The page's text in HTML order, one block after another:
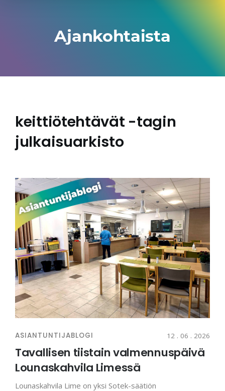
Ajankohtaista
keittiötehtävät -tagin
julkaisuarkisto
ASIANTUNTIJABLOGI 12 . 06 . 2026
Tavallisen tiistain valmennuspäivä
Lounaskahvila Limessä
Lounaskahvila Lime on yksi Sotek-säätiön